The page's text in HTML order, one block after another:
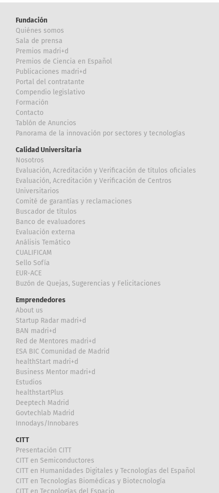
Fundación
Quiénes somos
Sala de prensa
Premios madri+d
Premios de Ciencia en Español
Publicaciones madri+d
Portal del contratante
Compendio legislativo
Formación
Contacto
Tablón de Anuncios
Panorama de la innovación por sectores y tecnologías
Calidad Universitaria
Nosotros
Evaluación, Acreditación y Verificación de títulos oficiales
Evaluación, Acreditación y Verificación de Centros
Universitarios
Comité de garantías y reclamaciones
Buscador de títulos
Banco de evaluadores
Evaluación externa
Análisis Temático
CUALIFICAM
Sello Sofía
EUR-ACE
Buzón de Quejas, Sugerencias y Felicitaciones
Emprendedores
About us
Startup Radar madri+d
BAN madri+d
Red de Mentores madri+d
ESA BIC Comunidad de Madrid
healthStart madri+d
Business Mentor madri+d
Estudios
healthstartPlus
Deeptech Madrid
Govtechlab Madrid
Innodays/Innobares
CITT
Presentación CITT
CITT en Semiconductores
CITT en Humanidades Digitales y Tecnologías del Español
CITT en Tecnologías Biomédicas y Biotecnología